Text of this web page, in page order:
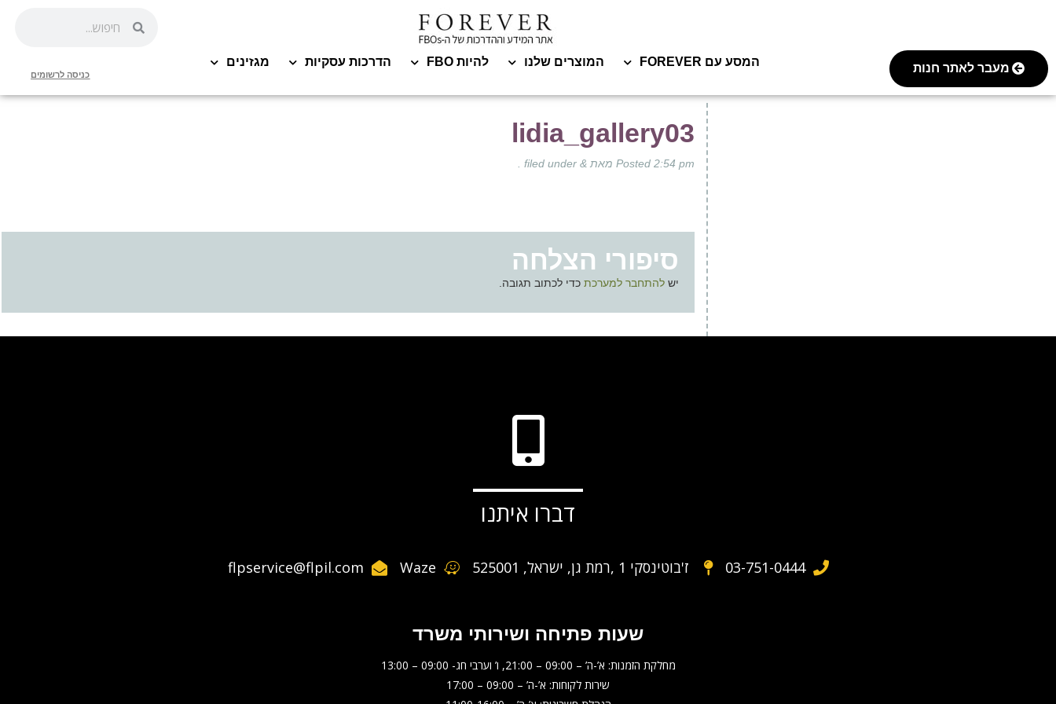
מעבר לאתר חנות המסע עם FOREVER המוצרים שלנו להיות FBO הדרכות עסקיות מגזינים
כניסה לרשומים
lidia_gallery03
Posted 2:54 pm מאת &
סיפורי הצלחה
יש להתחבר למערכת כדי לכתוב תגובה.
דברו איתנו
03-751-0444 ז'בוטינסקי 1 ,רמת גן, ישראל, 525001 Waze
flpservice@flpil.com
שעות פתיחה ושירותי משרד
מחלקת הזמנות: א’-ה’ – 09:00 – 21:00, ו’ וערבי חג- 09:00 – 13:00
שירות לקוחות: א’-ה’ – 09:00 – 17:00